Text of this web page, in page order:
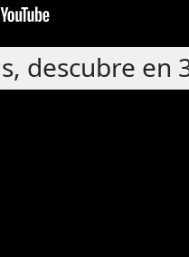
descubre